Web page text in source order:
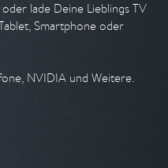
lade Deine Lieblings TV
Smartphone oder
NVIDIA und Weitere.